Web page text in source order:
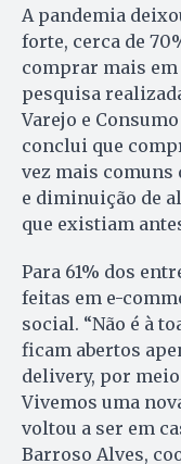
A pandemia
forte, cerca de
comprar mais
pesquisa
Varejo e
conclui que
vez mais comuns
e diminuição de
que existiam
Para 61% dos
feitas em e-
social. “Não é à
ficam abertos
delivery, por
Vivemos uma
voltou a ser em
Barroso Alves,